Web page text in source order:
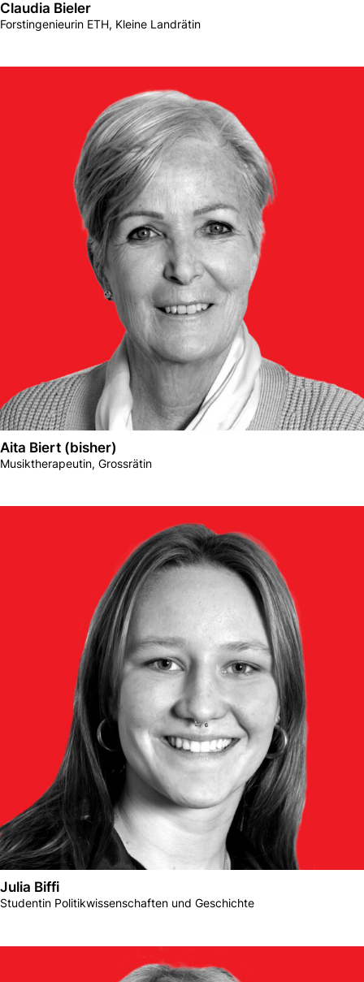
Claudia Bieler
Forstingenieurin ETH, Kleine Landrätin
Aita Biert (bisher)
Musiktherapeutin, Grossrätin
Julia Biffi
Studentin Politikwissenschaften und Geschichte